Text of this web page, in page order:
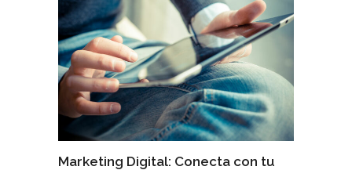
Marketing Digital: Conecta con tu